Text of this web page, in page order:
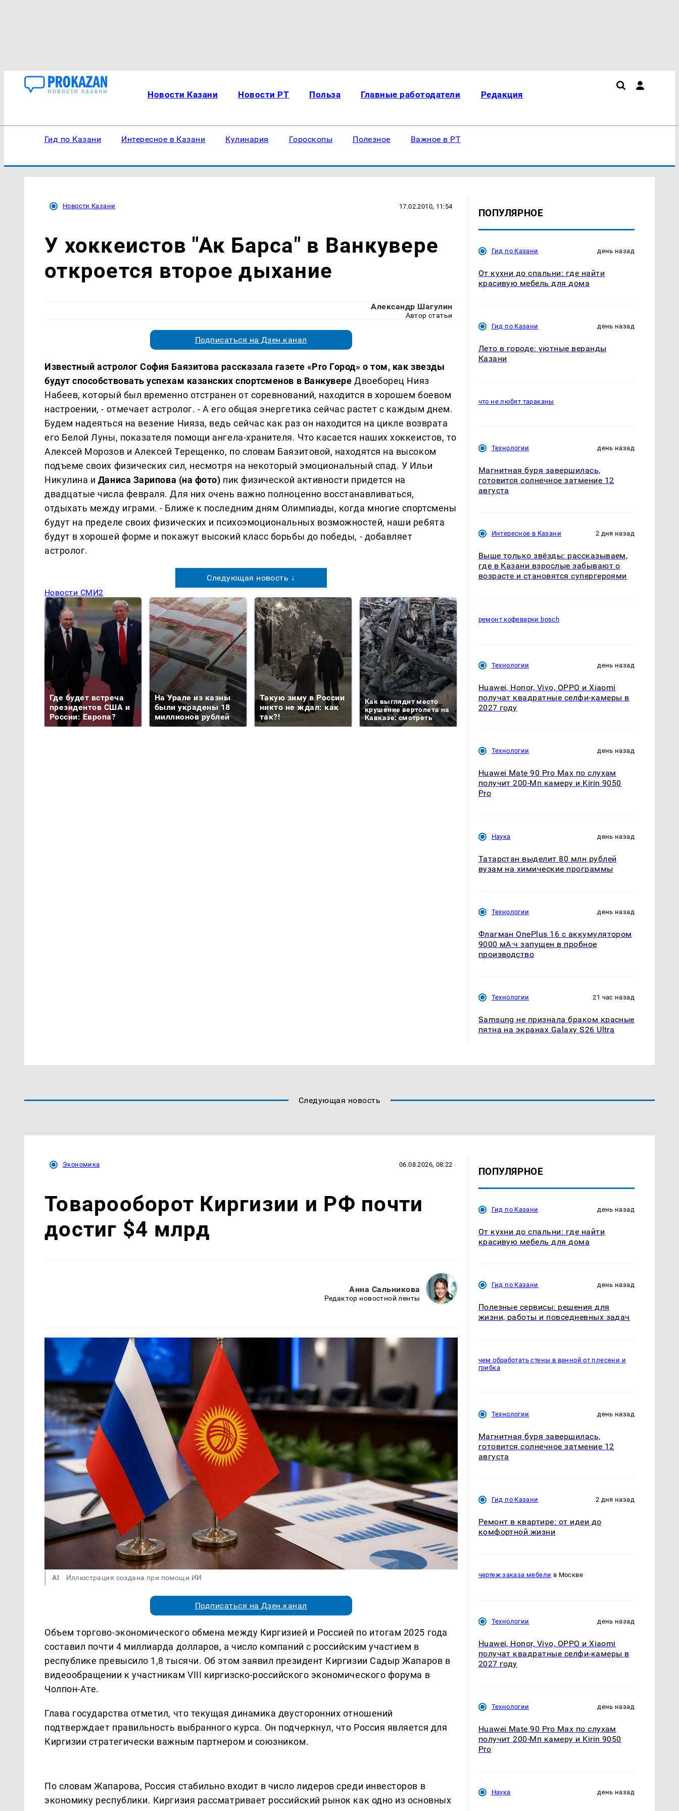
Новости Казани Новости РТ Польза Главные работодатели Редакция
Гид по Казани Интересное в Казани Кулинария Гороскопы Полезное Важное в РТ
Новости Казани 17.02.2010, 11:54
У хоккеистов "Ак Барса" в Ванкувере
откроется второе дыхание
Александр Шагулин
Автор статьи
Подписаться на Дзен.канал
Известный астролог София Баязитова рассказала газете «Pro Город» о том, как звезды
будут способствовать успехам казанских спортсменов в Ванкувере Двоеборец Нияз
Набеев, который был временно отстранен от соревнований, находится в хорошем боевом
настроении, - отмечает астролог. - А его общая энергетика сейчас растет с каждым днем.
Будем надеяться на везение Нияза, ведь сейчас как раз он находится на цикле возврата
его Белой Луны, показателя помощи ангела-хранителя. Что касается наших хоккеистов, то
Алексей Морозов и Алексей Терещенко, по словам Баязитовой, находятся на высоком
подъеме своих физических сил, несмотря на некоторый эмоциональный спад. У Ильи
Никулина и Даниса Зарипова (на фото) пик физической активности придется на
двадцатые числа февраля. Для них очень важно полноценно восстанавливаться,
отдыхать между играми. - Ближе к последним дням Олимпиады, когда многие спортсмены
будут на пределе своих физических и психоэмоциональных возможностей, наши ребята
будут в хорошей форме и покажут высокий класс борьбы до победы, - добавляет
астролог.
Следующая новость ↓
Новости СМИ2
Где будет встреча
президентов США и
России: Европа?
На Урале из казны
были украдены 18
миллионов рублей
Такую зиму в России
никто не ждал: как
так?!
Как выглядит место
крушение вертолета на
Кавказе: смотреть
Не ешьте эту
готовую еду из
В ОАЭ произошло
ПОПУЛЯРНОЕ
Гид по Казани день назад
От кухни до спальни: где найти
красивую мебель для дома
Гид по Казани день назад
Лето в городе: уютные веранды
Казани
что не любят тараканы
Технологии день назад
Магнитная буря завершилась,
готовится солнечное затмение 12
августа
Интересное в Казани 2 дня назад
Выше только звёзды: рассказываем,
где в Казани взрослые забывают о
возрасте и становятся супергероями
ремонт кофеварки bosch
Технологии день назад
Huawei, Honor, Vivo, OPPO и Xiaomi
получат квадратные селфи-камеры в
2027 году
Технологии день назад
Huawei Mate 90 Pro Max по слухам
получит 200-Мп камеру и Kirin 9050
Pro
Наука день назад
Татарстан выделит 80 млн рублей
вузам на химические программы
Технологии день назад
Флагман OnePlus 16 с аккумулятором
9000 мА·ч запущен в пробное
производство
Технологии 21 час назад
Samsung не признала браком красные
пятна на экранах Galaxy S26 Ultra
Следующая новость
Экономика 06.08.2026, 08:22
Товарооборот Киргизии и РФ почти
достиг $4 млрд
Анна Сальникова
Редактор новостной ленты
AI Иллюстрация создана при помощи ИИ
Подписаться на Дзен.канал
Объем торгово-экономического обмена между Киргизией и Россией по итогам 2025 года
составил почти 4 миллиарда долларов, а число компаний с российским участием в
республике превысило 1,8 тысячи. Об этом заявил президент Киргизии Садыр Жапаров в
видеообращении к участникам VIII киргизско-российского экономического форума в
Чолпон-Ате.
Глава государства отметил, что текущая динамика двусторонних отношений
подтверждает правильность выбранного курса. Он подчеркнул, что Россия является для
Киргизии стратегически важным партнером и союзником.
По словам Жапарова, Россия стабильно входит в число лидеров среди инвесторов в
экономику республики. Киргизия рассматривает российский рынок как одно из основных
ПОПУЛЯРНОЕ
Гид по Казани день назад
От кухни до спальни: где найти
красивую мебель для дома
Гид по Казани день назад
Полезные сервисы: решения для
жизни, работы и повседневных задач
чем обработать стены в ванной от плесени и
грибка
Технологии день назад
Магнитная буря завершилась,
готовится солнечное затмение 12
августа
Гид по Казани 2 дня назад
Ремонт в квартире: от идеи до
комфортной жизни
чертеж заказа мебели в Москве
Технологии день назад
Huawei, Honor, Vivo, OPPO и Xiaomi
получат квадратные селфи-камеры в
2027 году
Технологии день назад
Huawei Mate 90 Pro Max по слухам
получит 200-Мп камеру и Kirin 9050
Pro
Наука день назад